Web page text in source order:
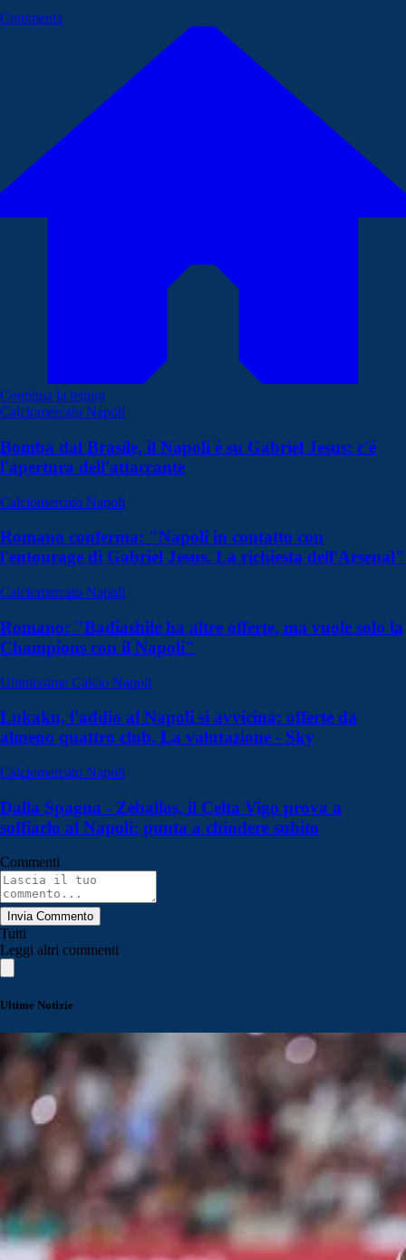
Commenta
Continua la lettura
Calciomercato Napoli
Bomba dal Brasile, il Napoli è su Gabriel Jesus: c'è
l'apertura dell'attaccante
Calciomercato Napoli
Romano conferma: "Napoli in contatto con
l'entourage di Gabriel Jesus. La richiesta dell'Arsenal"
Calciomercato Napoli
Romano: "Badiashile ha altre offerte, ma vuole solo la
Champions con il Napoli"
Ultimissime Calcio Napoli
Lukaku, l'addio al Napoli si avvicina: offerte da
almeno quattro club. La valutazione - Sky
Calciomercato Napoli
Dalla Spagna - Zeballos, il Celta Vigo prova a
soffiarlo al Napoli: punta a chiudere subito
Commenti
Invia Commento
Tutti
Leggi altri commenti
Ultime Notizie